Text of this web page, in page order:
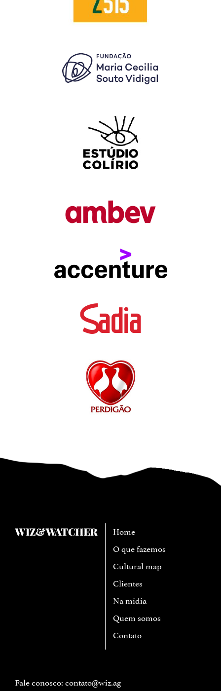
Home
O que fazemos
Cultural map
Clientes
Na mídia
Quem somos
Contato
Fale conosco:contato@wiz.ag